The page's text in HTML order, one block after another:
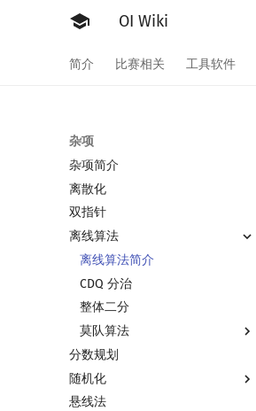
OI Wiki
简介 比赛相关 工具软件
杂项
杂项简介
离散化
双指针
离线算法
离线算法简介
CDQ 分治
整体二分
莫队算法
莫队算法简介
普通莫队算法
带修改莫队
分数规划
随机化
随机函数
悬线法